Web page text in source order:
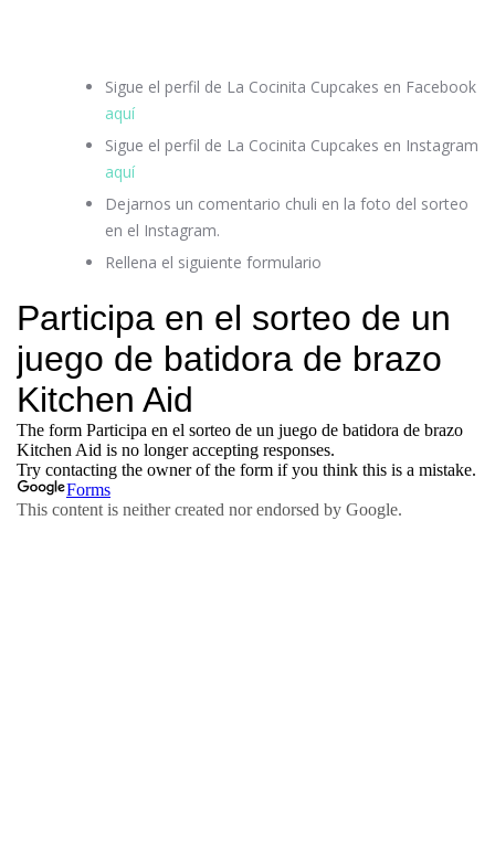
Sigue el perfil de La Cocinita Cupcakes en Facebook
aquí
Sigue el perfil de La Cocinita Cupcakes en Instagram
aquí
Dejarnos un comentario chuli en la foto del sorteo
en el Instagram.
Rellena el siguiente formulario